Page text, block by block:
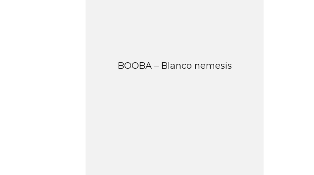
BOOBA – Blanco nemesis